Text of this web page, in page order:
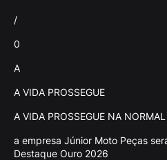
/
0
A
A VIDA PROSSEGUE
A VIDA PROSSEGUE NA NORMAL
a empresa Júnior Moto Peças
Destaque Ouro 2026